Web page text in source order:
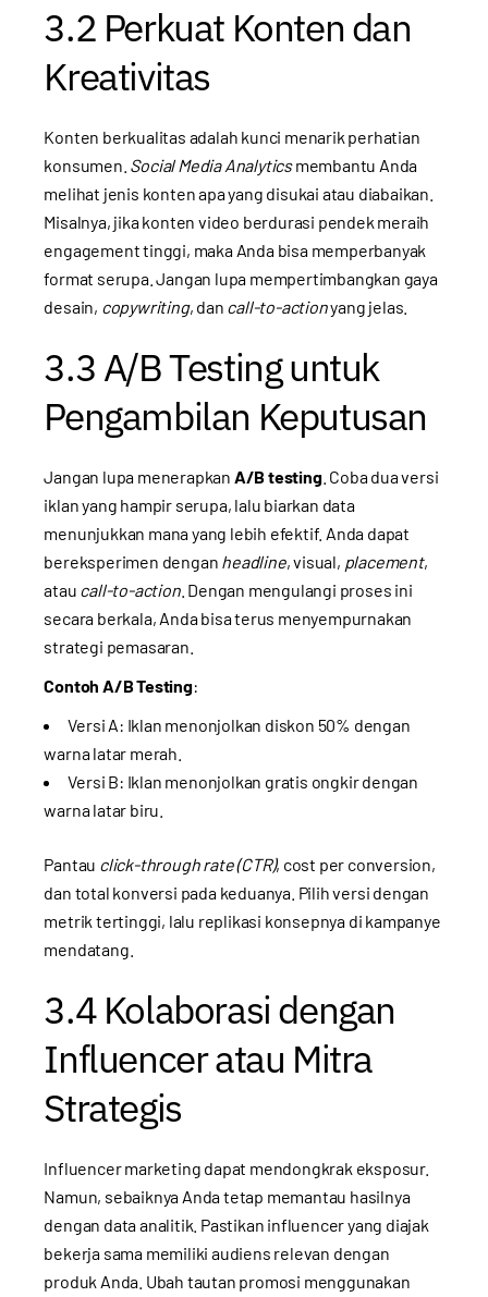
3.2 Perkuat Konten dan
Kreativitas
Konten berkualitas adalah kunci menarik perhatian
konsumen. Social Media Analyticsmembantu Anda
melihat jenis konten apa yang disukai atau diabaikan.
Misalnya, jika konten video berdurasi pendek meraih
engagement tinggi, maka Anda bisa memperbanyak
format serupa. Jangan lupa mempertimbangkan gaya
desain, copywriting, dan call-to-actionyang jelas.
3.3 A/B Testing untuk
Pengambilan Keputusan
Jangan lupa menerapkan A/B testing. Coba dua versi
iklan yang hampir serupa, lalu biarkan data
menunjukkan mana yang lebih efektif. Anda dapat
bereksperimen dengan headline, visual, placement,
atau call-to-action. Dengan mengulangi proses ini
secara berkala, Anda bisa terus menyempurnakan
strategi pemasaran.
Contoh A/B Testing:
Versi A: Iklan menonjolkan diskon 50% dengan
warna latar merah.
Versi B: Iklan menonjolkan gratis ongkir dengan
warna latar biru.
Pantau click-through rate (CTR), cost per conversion,
dan total konversi pada keduanya. Pilih versi dengan
metrik tertinggi, lalu replikasi konsepnya di kampanye
mendatang.
3.4 Kolaborasi dengan
Influencer atau Mitra
Strategis
Influencer marketing dapat mendongkrak eksposur.
Namun, sebaiknya Anda tetap memantau hasilnya
dengan data analitik. Pastikan influencer yang diajak
bekerja sama memiliki audiens relevan dengan
produk Anda. Ubah tautan promosi menggunakan